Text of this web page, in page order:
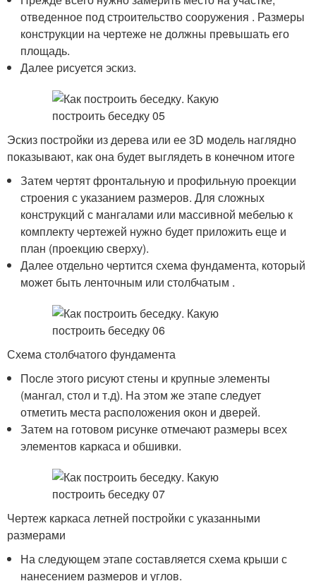
отведенное под строительство сооружения . Размеры
конструкции на чертеже не должны превышать его
площадь.
Далее рисуется эскиз.
Эскиз постройки из дерева или ее 3D модель наглядно
показывают, как она будет выглядеть в конечном итоге
Затем чертят фронтальную и профильную проекции
строения с указанием размеров. Для сложных
конструкций с мангалами или массивной мебелью к
комплекту чертежей нужно будет приложить еще и
план (проекцию сверху).
Далее отдельно чертится схема фундамента, который
может быть ленточным или столбчатым .
Схема столбчатого фундамента
После этого рисуют стены и крупные элементы
(мангал, стол и т.д). На этом же этапе следует
отметить места расположения окон и дверей.
Затем на готовом рисунке отмечают размеры всех
элементов каркаса и обшивки.
Чертеж каркаса летней постройки с указанными
размерами
На следующем этапе составляется схема крыши с
нанесением размеров и углов.